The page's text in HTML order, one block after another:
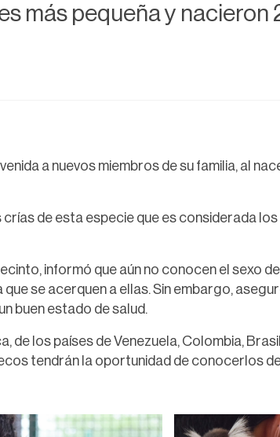
más pequeña y nacieron
a nuevos miembros de su familia, al
de esta especie que es considerada los
informó que aún no conocen el sexo
se acerquen a ellas. Sin embargo,
buen estado de salud.
de los países de Venezuela, Colombia,
tendrán la oportunidad de conocerlos